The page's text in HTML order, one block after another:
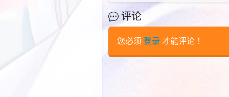
评论
您必须登录 才能评论！